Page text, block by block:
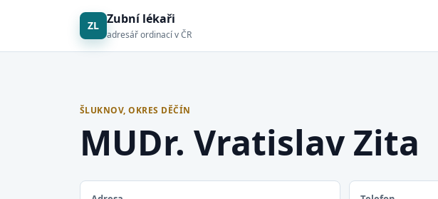
ZL Zubní lékaři
adresář ordinací v ČR
ŠLUKNOV, OKRES DĚČÍN
MUDr. Vratislav Zita